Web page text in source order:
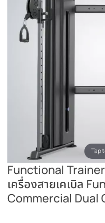
Tap
Functional
เครื่องสายเคเบิล
Commercial Dual